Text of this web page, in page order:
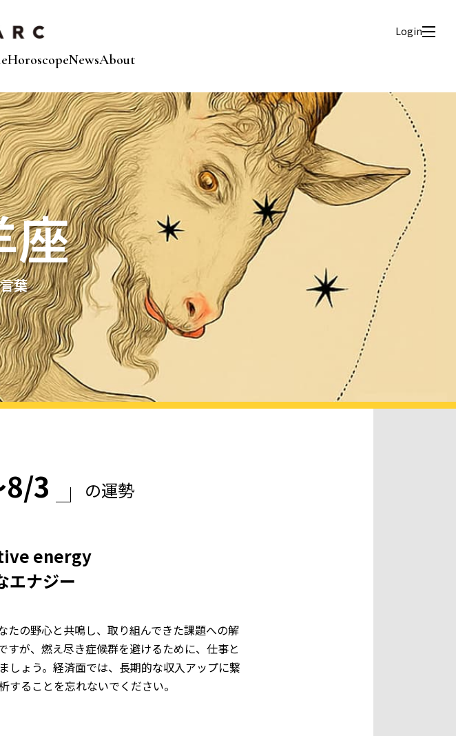
HoroscopeNewsAbout
Login
座
葉
3 の運勢
energy
エナジー
たの野心と共鳴し、取り組んできた課題への解
が、燃え尽き症候群を避けるために、仕事と
しょう。経済面では、長期的な収入アップに繋
ることを忘れないでください。